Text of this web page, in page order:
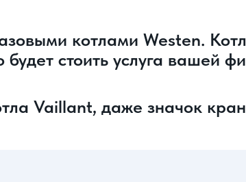
котлами Westen.
стоить услуга вашей
Vaillant, даже значок